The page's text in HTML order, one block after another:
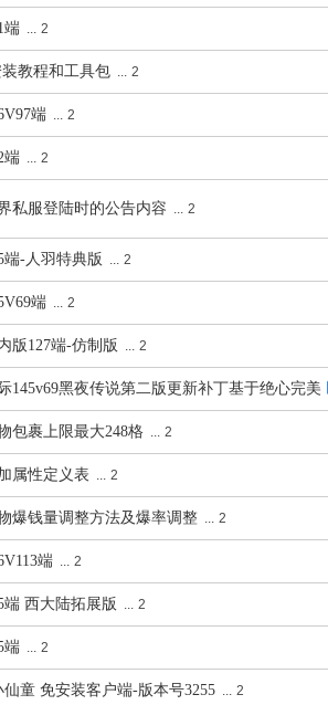
端 ... 2
教程和工具包 ... 2
端 ... 2
端 ... 2
私服登陆时的公告内容 ... 2
端-人羽特典版 ... 2
端 ... 2
版127端-仿制版 ... 2
145v69黑夜传说第二版更新补丁基于绝心完美
包裹上限最大248格 ... 2
属性定义表 ... 2
爆钱量调整方法及爆率调整 ... 2
端 ... 2
端 西大陆拓展版 ... 2
端 ... 2
仙童 免安装客户端-版本号3255 ... 2